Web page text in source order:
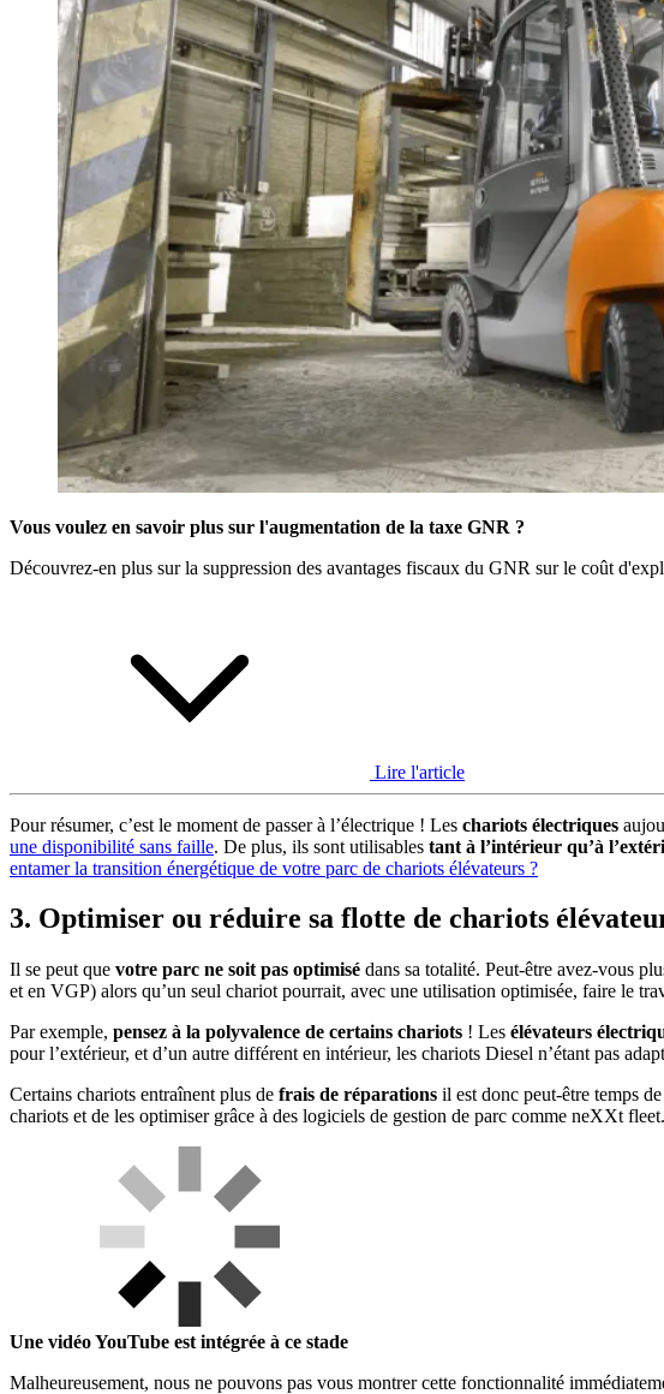
Vous voulez en savoir plus sur l'augmentation de la taxe GNR ?
Découvrez-en plus sur la suppression des avantages fiscaux du GNR sur le coût
Lire l'article
Pour résumer, c’est le moment de passer à l’électrique ! Les chariots électriques
une disponibilité sans faille. De plus, ils sont utilisables tant à l’intérieur qu’à
entamer la transition énergétique de votre parc de chariots élévateurs ?
3. Optimiser ou réduire sa flotte de chariots
Il se peut que votre parc ne soit pas optimisé dans sa totalité. Peut-être avez-vous
et en VGP) alors qu’un seul chariot pourrait, avec une utilisation optimisée, faire le
Par exemple, pensez à la polyvalence de certains chariots ! Les élévateurs
pour l’extérieur, et d’un autre différent en intérieur, les chariots Diesel n’étant pas
Certains chariots entraînent plus de frais de réparations il est donc peut-être temps
chariots et de les optimiser grâce à des logiciels de gestion de parc comme neXXt fleet.
Une vidéo YouTube est intégrée à ce stade
Malheureusement, nous ne pouvons pas vous montrer cette fonctionnalité